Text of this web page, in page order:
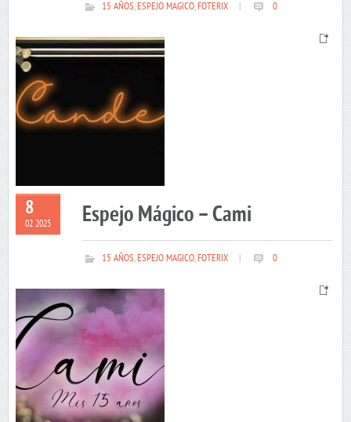
15 AÑOS,ESPEJO MAGICO,FOTERIX 0
8
02 2025 Espejo Mágico – Cami
15 AÑOS,ESPEJO MAGICO,FOTERIX 0